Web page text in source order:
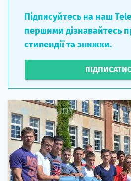
Підписуйтесь на наш
першими дізнавайтесь
стипендії та знижки.